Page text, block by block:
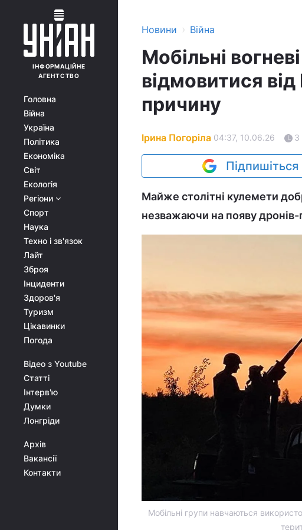
ІНФОРМАЦІЙНЕ
АГЕНТСТВО
Головна
Війна
Україна
Політика
Економіка
Світ
Екологія
Регіони
Спорт
Наука
Техно і зв'язок
Лайт
Зброя
Інциденти
Здоров'я
Туризм
Цікавинки
Погода
Відео з Youtube
Статті
Інтерв'ю
Думки
Лонгріди
Архів
Вакансії
Контакти
Новини › Війна
Мобільні
відмовитися від
причину
Ірина Погоріла 04:37, 10.06.26 3
Майже столітні кулемети
незважаючи на появу
Мобільні групи навчаються